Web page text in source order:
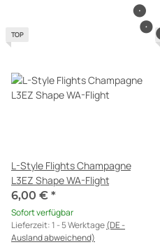
TOP
L-Style Flights Champagne
L3EZ Shape WA-Flight
6,00 € *
Sofort verfügbar
Lieferzeit:1 - 5 Werktage(DE -
Ausland abweichend)